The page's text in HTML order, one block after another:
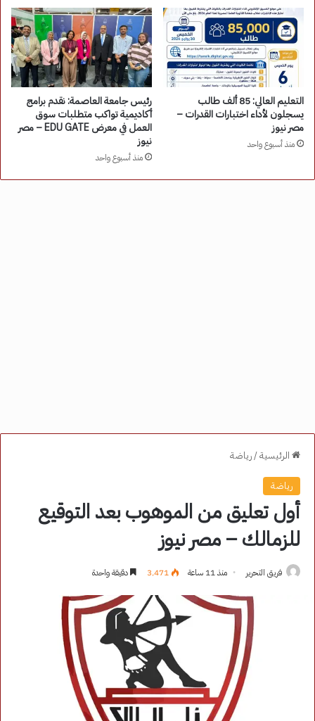
التعليم العالي: 85 ألف طالب
يسجلون لأداء اختبارات القدرات –
مصر نيوز
منذ أسبوع واحد
رئيس جامعة العاصمة: نقدم برامج
أكاديمية تواكب متطلبات سوق
العمل في معرض EDU GATE – مصر
نيوز
منذ أسبوع واحد